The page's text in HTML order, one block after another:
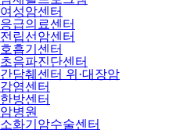
여성암센터
응급의료센터
전립선암센터
호흡기센터
초음파진단센터
간담췌센터 위·대장암
감염센터
한방센터
암병원
소화기암수술센터